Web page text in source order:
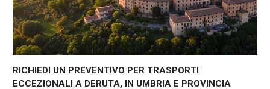
RICHIEDI UN PREVENTIVO PER TRASPORTI
ECCEZIONALI A DERUTA, IN UMBRIA E PROVINCIA